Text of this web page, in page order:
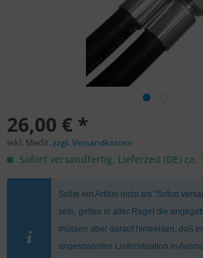
26,00 € *
inkl. MwSt. zzgl. Versandkosten
Sofort versandfertig, Lieferzeit (DE) ca.
Sollte ein Artikel nicht als "Sofort
sein, gelten in aller Regel die
müssen aber darauf hinweisen, daß
angespannten Liefersituation in